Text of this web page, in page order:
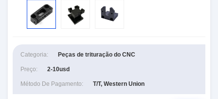
Categoria: Peças de trituração do CNC
Preço: 2-10usd
Método De Pagamento: T/T, Western Union